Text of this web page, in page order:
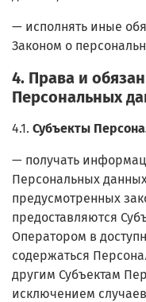
— исполнять иные
Законом о
4. Права и
Персональных
4.1. Субъекты
— получать
Персональных
предусмотренных
предоставляются
Оператором в
содержаться
другим Субъектам
исключением